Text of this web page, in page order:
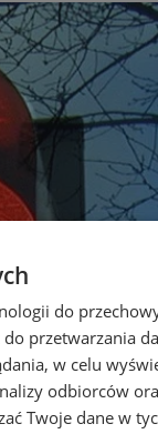
do
przetwarzania
w celu
odbiorców
Twoje dane w